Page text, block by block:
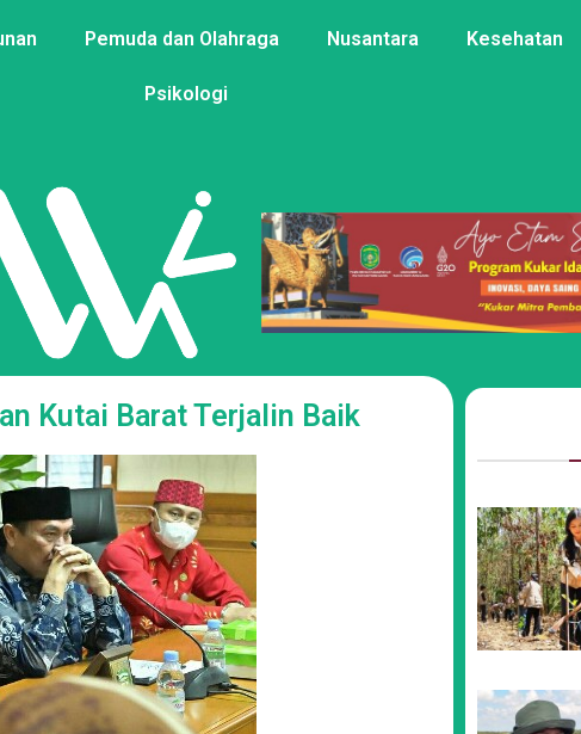
Pemuda dan Olahraga Nusantara Kesehatan
Psikologi
Kutai Barat Terjalin Baik